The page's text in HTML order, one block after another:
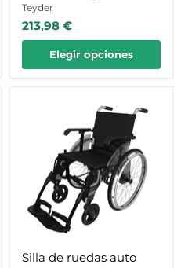
extracción rápida
Teyder
213,98 €
Elegir opciones
propulsable
sistema
plegado
especial
Silla de ruedas auto